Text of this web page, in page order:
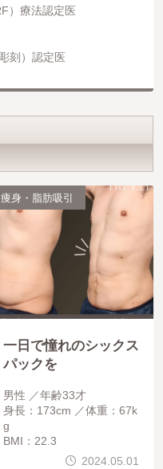
）療法認定医
刻）認定医
痩身・脂肪吸引
一日で憧れのシックス
パックを
男性
年齢33才
身長：173cm
体重：67k
g
BMI：22.3
2024.05.01